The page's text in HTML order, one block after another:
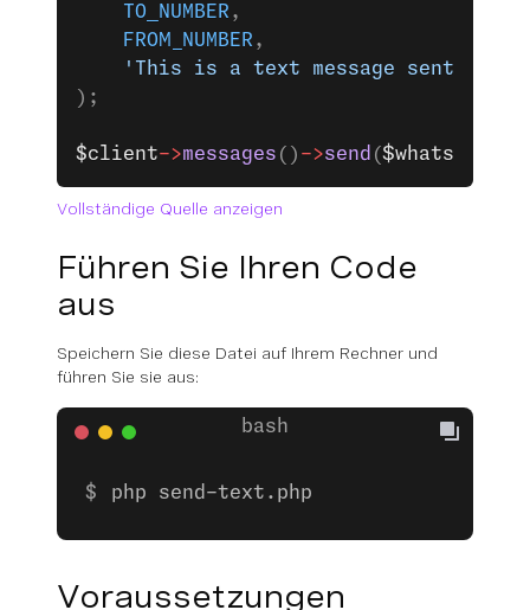
    TO_NUMBER
,
    FROM_NUMBER
,
'This is a text message sent
);
$client->messages () ->send ($whatsApp
Vollständige Quelle anzeigen
Führen Sie Ihren Code
aus
Speichern Sie diese Datei auf Ihrem Rechner und
führen Sie sie aus:
php send-text.php
Voraussetzungen